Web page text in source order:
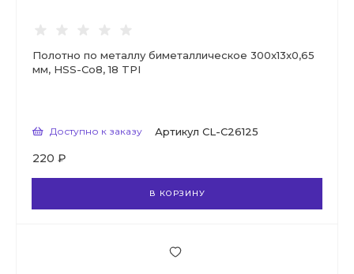
Полотно по металлу биметаллическое 300x13x0,65
мм, HSS-Co8, 18 TPI
Доступно к заказу Артикул CL-C26125
220 ₽
В КОРЗИНУ